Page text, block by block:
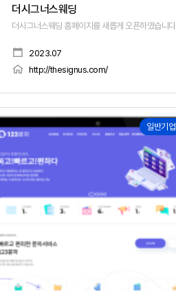
더시그너스웨딩
더시그너스웨딩 홈페이지를 새롭게 오픈하였습니다.
2023.07
http://thesignus.com/
162 일반기업